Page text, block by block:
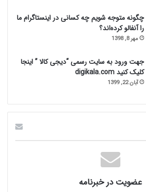
چگونه متوجه شویم چه کسانی در اینستاگرام ما
را آنفالو کرده‌اند؟
مهر 8, 1398
جهت ورود به سایت رسمی “دیجی کالا ” اینجا
کلیک کنید digikala.com
آبان 22, 1399
عضویت در خبرنامه